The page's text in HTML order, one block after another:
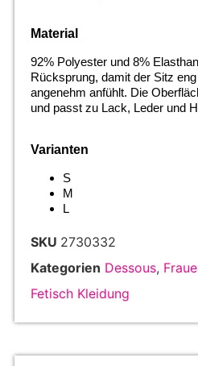
Material
92% Polyester und 8%
Rücksprung, damit der Sitz
angenehm anfühlt. Die
und passt zu Lack, Leder und
Varianten
S
M
L
SKU 2730332
Kategorien Dessous,
Fetisch Kleidung